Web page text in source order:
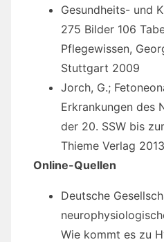
Gesundheits- und
275 Bilder 106
Pflegewissen,
Stuttgart 2009
Jorch, G.;
Erkrankungen des
der 20. SSW bis
Thieme Verlag 2013
Online-Quellen
Deutsche
Wie kommt es zu